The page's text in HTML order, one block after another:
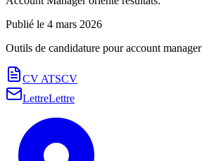
Publié le 4 mars 2026
Outils de candidature pouraccount manager
CV ATSCV
LettreLettre